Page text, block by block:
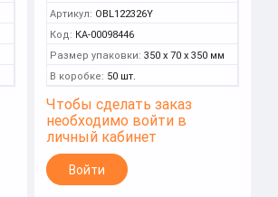
Артикул: OBL122326Y
Код: КА-00098446
Размер упаковки: 350 x 70 x 350 мм
В коробке: 50 шт.
Чтобы сделать заказ
необходимо войти в
личный кабинет
Войти